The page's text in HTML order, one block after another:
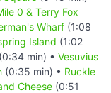
0 & Terry Fox
Wharf (1:08
Island (1:02
(0:34 min) • Vesuvius
(0:35 min) • Ruckle
Cheese (0:51